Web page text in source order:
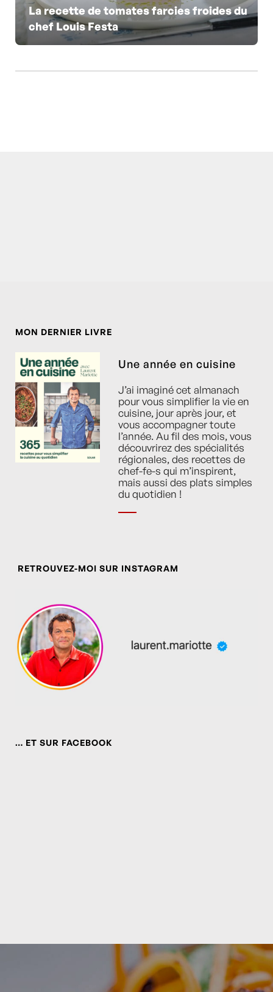
La recette de tomates farcies froides du
chef Louis Festa
MON DERNIER LIVRE
Une année en cuisine
J’ai imaginé cet almanach
pour vous simplifier la vie en
cuisine, jour après jour, et
vous accompagner toute
l’année. Au fil des mois, vous
découvrirez des spécialités
régionales, des recettes de
chef-fe-s qui m’inspirent,
mais aussi des plats simples
du quotidien !
RETROUVEZ-MOI SUR INSTAGRAM
… ET SUR FACEBOOK